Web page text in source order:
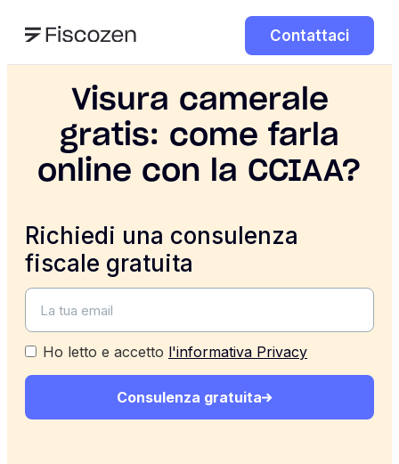
Contattaci
Visura camerale
gratis: come farla
online con la CCIAA?
Richiedi una consulenza
fiscale gratuita
Ho letto e accetto l'informativa Privacy
Consulenza gratuita